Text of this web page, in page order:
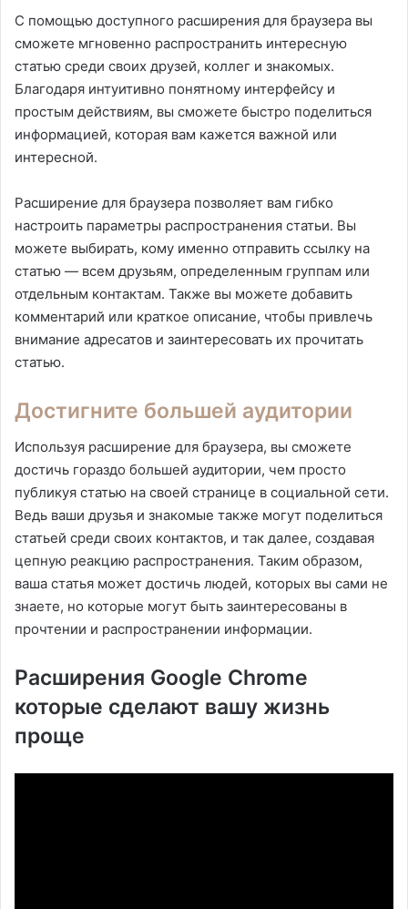
С помощью доступного расширения для браузера вы
сможете мгновенно распространить интересную
статью среди своих друзей, коллег и знакомых.
Благодаря интуитивно понятному интерфейсу и
простым действиям, вы сможете быстро поделиться
информацией, которая вам кажется важной или
интересной.
Расширение для браузера позволяет вам гибко
настроить параметры распространения статьи. Вы
можете выбирать, кому именно отправить ссылку на
статью — всем друзьям, определенным группам или
отдельным контактам. Также вы можете добавить
комментарий или краткое описание, чтобы привлечь
внимание адресатов и заинтересовать их прочитать
статью.
Достигните большей аудитории
Используя расширение для браузера, вы сможете
достичь гораздо большей аудитории, чем просто
публикуя статью на своей странице в социальной сети.
Ведь ваши друзья и знакомые также могут поделиться
статьей среди своих контактов, и так далее, создавая
цепную реакцию распространения. Таким образом,
ваша статья может достичь людей, которых вы сами не
знаете, но которые могут быть заинтересованы в
прочтении и распространении информации.
Расширения Google Chrome
которые сделают вашу жизнь
проще